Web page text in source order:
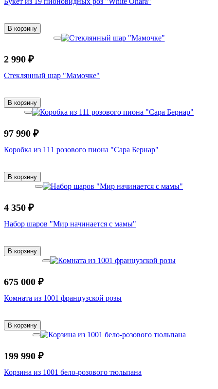
В корзину
2 990 ₽
Стеклянный шар "Мамочке"
В корзину
97 990 ₽
Коробка из 111 розового пиона "Сара Бернар"
В корзину
4 350 ₽
Набор шаров "Мир начинается с мамы"
В корзину
675 000 ₽
Комната из 1001 французской розы
В корзину
199 990 ₽
Корзина из 1001 бело-розового тюльпана